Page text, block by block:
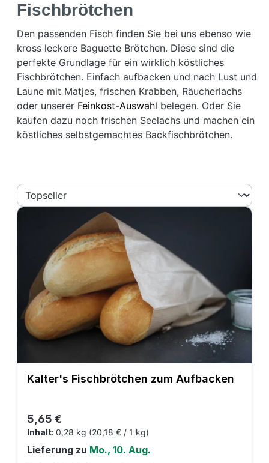
Fischbrötchen
Den passenden Fisch finden Sie bei uns ebenso wie
kross leckere Baguette Brötchen. Diese sind die
perfekte Grundlage für ein wirklich köstliches
Fischbrötchen. Einfach aufbacken und nach Lust und
Laune mit Matjes, frischen Krabben, Räucherlachs
oder unserer Feinkost-Auswahl belegen. Oder Sie
kaufen dazu noch frischen Seelachs und machen ein
köstliches selbstgemachtes Backfischbrötchen.
Kalter's Fischbrötchen zum Aufbacken
Regulärer Preis:
5,65 €
Inhalt: 0,28 kg (20,18 € / 1 kg)
Lieferung zu Mo., 10. Aug.